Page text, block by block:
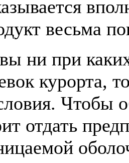
весьма
ни при
курорта,
Чтобы
отдать